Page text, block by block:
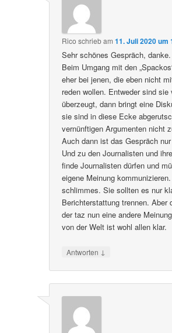
Rico schriebam11. Juli 2020 um
Sehr schönes Gespräch, danke.
Beim Umgang mit den
eher bei jenen, die eben nicht
reden wollen. Entweder sind sie
überzeugt, dann bringt eine
sie sind in diese Ecke
vernünftigen Argumenten nicht
Auch dann ist das Gespräch
Und zu den Journalisten und
finde Journalisten dürfen und
eigene Meinung
schlimmes. Sie sollten es nur
Berichterstattung trennen. Aber
der taz nun eine andere
von der Welt ist wohl allen klar.
Antworten ↓